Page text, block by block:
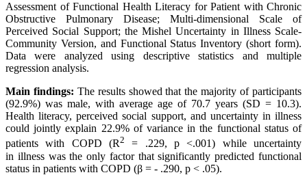
Assessment of Functional Health Literacy for Patient with Chronic
Obstructive Pulmonary Disease; Multi-dimensional Scale of
Perceived Social Support; the Mishel Uncertainty in Illness Scale-
Community Version, and Functional Status Inventory (short form).
Data were analyzed using descriptive statistics and multiple
regression analysis.
Main findings: The results showed that the majority of participants
(92.9%) was male, with average age of 70.7 years (SD = 10.3).
Health literacy, perceived social support, and uncertainty in illness
could jointly explain 22.9% of variance in the functional status of
patients with COPD (R2
= .229, p <.001) while uncertainty
in illness was the only factor that significantly predicted functional
status in patients with COPD (β = - .290, p < .05).